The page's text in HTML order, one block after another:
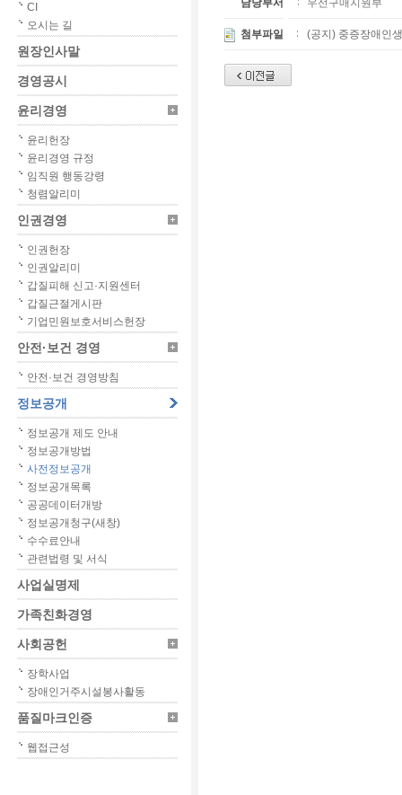
CI
오시는 길
원장인사말
경영공시
윤리경영
윤리헌장
윤리경영 규정
임직원 행동강령
청렴알리미
인권경영
인권헌장
인권알리미
갑질피해 신고·지원센터
갑질근절게시판
기업민원보호서비스헌장
안전·보건 경영
안전·보건 경영방침
정보공개
정보공개 제도 안내
정보공개방법
사전정보공개
정보공개목록
공공데이터개방
정보공개청구(새창)
수수료안내
관련법령 및 서식
사업실명제
가족친화경영
사회공헌
장학사업
장애인거주시설봉사활동
품질마크인증
웹접근성
담당부서 우선구매지원부
첨부파일 (공지) 중증장애인